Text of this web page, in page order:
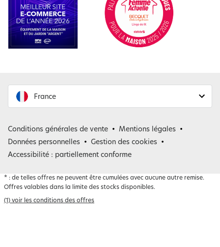
France
Belgique
Conditions générales de vente
Mentions légales
Données personnelles
Gestion des cookies
Accessibilité : partiellement conforme
* : de telles offres ne peuvent être cumulées avec aucune autre remise.
Offres valables dans la limite des stocks disponibles.
(1) voir les conditions des offres